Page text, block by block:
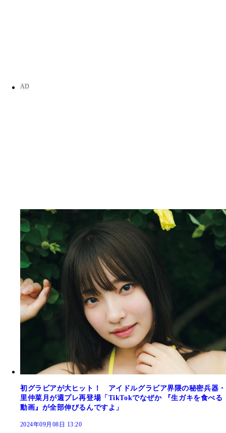
初グラビアが大ヒット！ アイドルグラビア界隈の秘密兵器・
里仲菜月が週プレ再登場「TikTokでなぜか 『生ガキを食べる
動画』が全部伸びるんですよ」
2024年09月08日 13:20